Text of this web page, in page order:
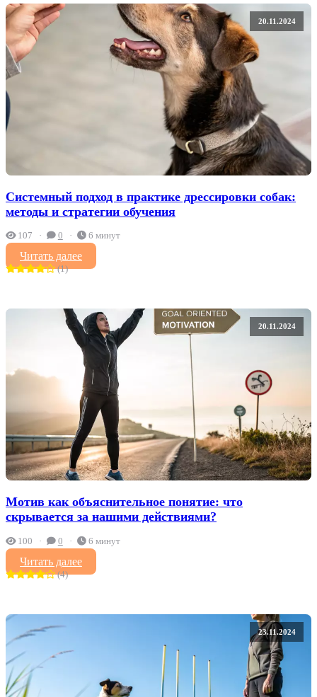
20.11.2024
Системный подход в практике дрессировки собак:
методы и стратегии обучения
107 0 6 минут
Читать далее
(1)
20.11.2024
Мотив как объяснительное понятие: что
скрывается за нашими действиями?
100 0 6 минут
Читать далее
(4)
23.11.2024